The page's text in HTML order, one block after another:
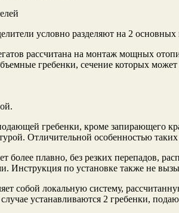
условно разделяют на 2
рассчитана на монтаж мощных
гребенки, сечение которых может
гребенки, кроме запирающего
Отличительной особенностью
более плавно, без резких перепадов,
Инструкция по установке также не
собой локальную систему,
устанавливаются 2 гребенки,